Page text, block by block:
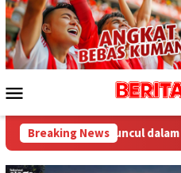
Loncat
ke
konten
Mobile
Breaking News
tak Muncul dalam LHP